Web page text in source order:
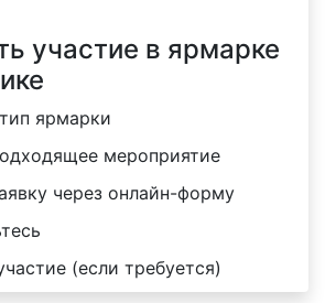
участие в ярмарке
ярмарки
мероприятие
через онлайн-форму
(если требуется)